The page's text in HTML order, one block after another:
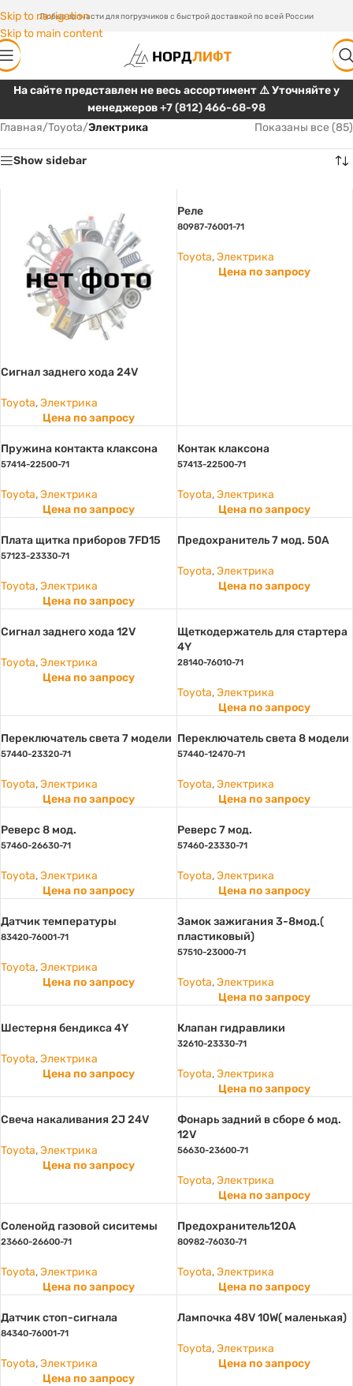
Skip to navigation
Skip to main content
Любые запчасти для погрузчиков с быстрой доставкой по всей России
На сайте представлен не весь ассортимент ⚠️ Уточняйте у
менеджеров+7 (812) 466-68-98
Главная/Toyota/Электрика Показаны все (85)
Show sidebar
Сигнал заднего хода 24V
Toyota,Электрика
Цена по запросу
Реле
80987-76001-71
Toyota, Электрика
Цена по запросу
Пружина контакта клаксона
57414-22500-71
Toyota,Электрика
Цена по запросу
Контак клаксона
57413-22500-71
Toyota, Электрика
Цена по запросу
Плата щитка приборов 7FD15
57123-23330-71
Toyota,Электрика
Цена по запросу
Предохранитель 7 мод. 50А
Toyota, Электрика
Цена по запросу
Сигнал заднего хода 12V
Toyota,Электрика
Цена по запросу
Щеткодержатель для стартера
4Y
28140-76010-71
Toyota, Электрика
Цена по запросу
Переключатель света 7 модели
57440-23320-71
Toyota,Электрика
Цена по запросу
Переключатель света 8 модели
57440-12470-71
Toyota, Электрика
Цена по запросу
Реверс 8 мод.
57460-26630-71
Toyota,Электрика
Цена по запросу
Реверс 7 мод.
57460-23330-71
Toyota, Электрика
Цена по запросу
Датчик температуры
83420-76001-71
Toyota,Электрика
Цена по запросу
Замок зажигания 3-8мод.(
пластиковый)
57510-23000-71
Toyota, Электрика
Цена по запросу
Шестерня бендикса 4Y
Toyota,Электрика
Цена по запросу
Клапан гидравлики
32610-23330-71
Toyota, Электрика
Цена по запросу
Свеча накаливания 2J 24V
Toyota,Электрика
Цена по запросу
Фонарь задний в сборе 6 мод.
12V
56630-23600-71
Toyota, Электрика
Цена по запросу
Соленойд газовой сиситемы
23660-26600-71
Toyota,Электрика
Цена по запросу
Предохранитель120А
80982-76030-71
Toyota, Электрика
Цена по запросу
Датчик стоп-сигнала
84340-76001-71
Toyota,Электрика
Цена по запросу
Лампочка 48V 10W( маленькая)
Toyota, Электрика
Цена по запросу